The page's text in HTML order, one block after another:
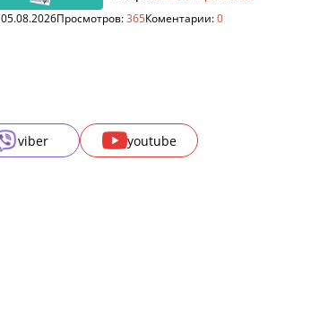
05.08.2026Просмотров:365Коментарии:0
viber youtube